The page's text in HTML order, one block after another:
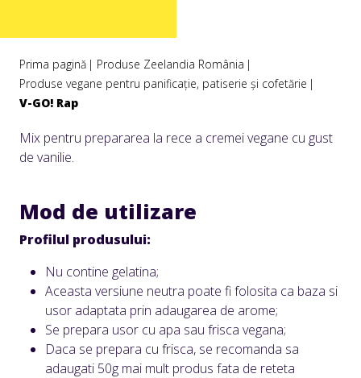
Prima pagină
Produse Zeelandia România
Produse vegane pentru panificație, patiserie și cofetărie
V-GO! Rap
Mix pentru prepararea la rece a cremei vegane cu gust
de vanilie.
Mod de utilizare
Profilul produsului:
Nu contine gelatina;
Aceasta versiune neutra poate fi folosita ca baza si
usor adaptata prin adaugarea de arome;
Se prepara usor cu apa sau frisca vegana;
Daca se prepara cu frisca, se recomanda sa
adaugati 50g mai mult produs fata de reteta